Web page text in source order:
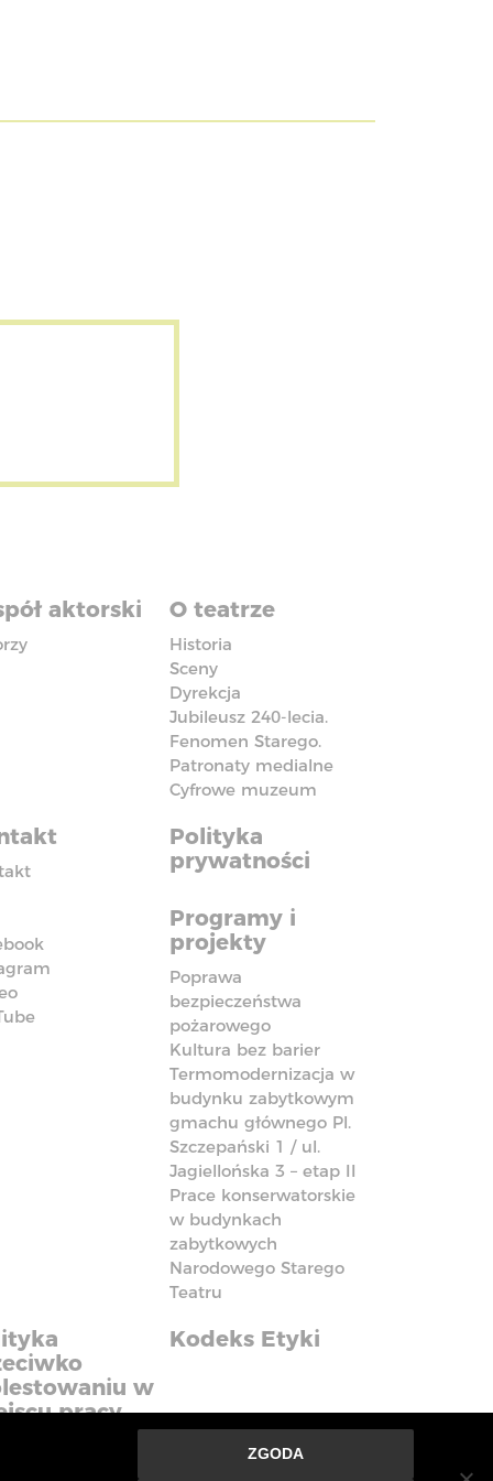
aktorski O teatrze
Historia
Sceny
Dyrekcja
Jubileusz 240-lecia.
Fenomen Starego.
Patronaty medialne
Cyfrowe muzeum
Polityka
prywatności
Programy i
projekty
Poprawa
bezpieczeństwa
pożarowego
Kultura bez barier
Termomodernizacja w
budynku zabytkowym
gmachu głównego Pl.
Szczepański 1 / ul.
Jagiellońska 3 – etap II
Prace konserwatorskie
w budynkach
zabytkowych
Narodowego Starego
Teatru
w
pracy
Kodeks Etyki
ZGODA
ze strony oznacza, że